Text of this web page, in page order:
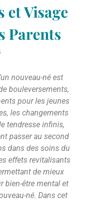
et Visage
Parents
nouveau-né est
bouleversements,
pour les jeunes
les changements
tendresse infinis,
passer au second
dans des soins du
effets revitalisants
de mieux
bien-être mental et
né. Dans cet